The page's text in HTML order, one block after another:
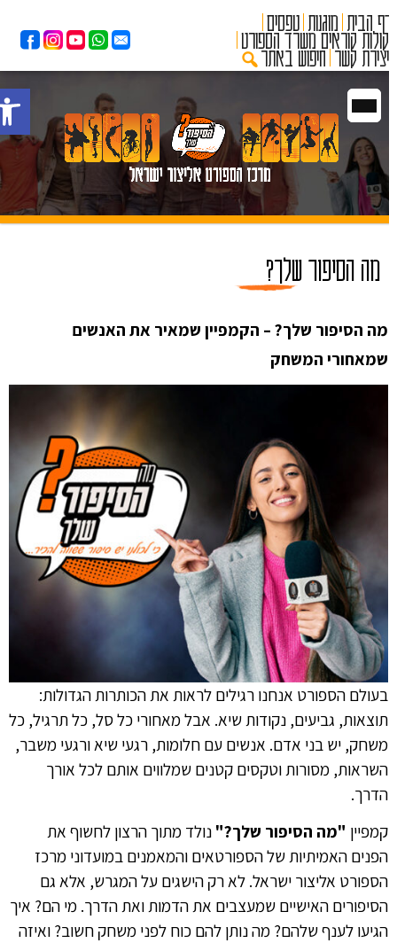
הבית מוגנות טפסים
קולות קוראים משרד הספורט
יצירת קשר חיפוש באתר
מה הסיפור שלך?
מה הסיפור שלך? – הקמפיין שמאיר את האנשים
שמאחורי המשחק
בעולם הספורט אנחנו רגילים לראות את הכותרות הגדולות:
תוצאות, גביעים, נקודות שיא. אבל מאחורי כל סל, כל תרגיל, כל
משחק, יש בני אדם. אנשים עם חלומות, רגעי שיא ורגעי משבר,
השראות, מסורות וטקסים קטנים שמלווים אותם לכל אורך
הדרך.
קמפיין"מה הסיפור שלך?"נולד מתוך הרצון לחשוף את
הפנים האמיתיות של הספורטאים והמאמנים במועדוני מרכז
הספורט אליצור ישראל. לא רק הישגים על המגרש, אלא גם
הסיפורים האישיים שמעצבים את הדמות ואת הדרך. מי הם? איך
הגיעו לענף שלהם? מה נותן להם כוח לפני משחק חשוב? ואיזה